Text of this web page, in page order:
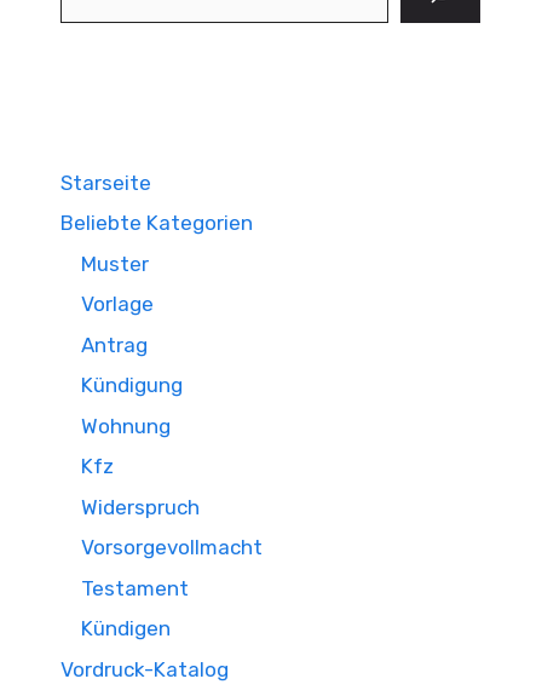
Starseite
Beliebte Kategorien
Muster
Vorlage
Antrag
Kündigung
Wohnung
Kfz
Widerspruch
Vorsorgevollmacht
Testament
Kündigen
Vordruck-Katalog